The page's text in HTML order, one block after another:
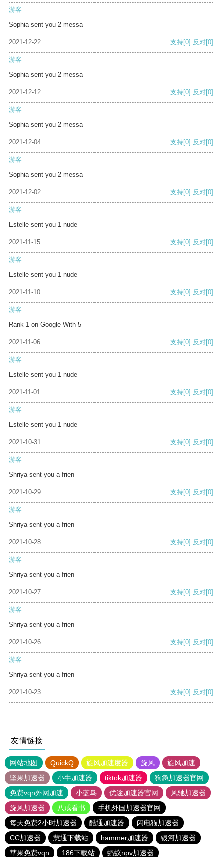
游客
Sophia sent you 2 messa
2021-12-22 支持[0] 反对[0]
游客
Sophia sent you 2 messa
2021-12-12 支持[0] 反对[0]
游客
Sophia sent you 2 messa
2021-12-04 支持[0] 反对[0]
游客
Sophia sent you 2 messa
2021-12-02 支持[0] 反对[0]
游客
Estelle sent you 1 nude
2021-11-15 支持[0] 反对[0]
游客
Estelle sent you 1 nude
2021-11-10 支持[0] 反对[0]
游客
Rank 1 on Google With 5
2021-11-06 支持[0] 反对[0]
游客
Estelle sent you 1 nude
2021-11-01 支持[0] 反对[0]
游客
Estelle sent you 1 nude
2021-10-31 支持[0] 反对[0]
游客
Shriya sent you a frien
2021-10-29 支持[0] 反对[0]
游客
Shriya sent you a frien
2021-10-28 支持[0] 反对[0]
游客
Shriya sent you a frien
2021-10-27 支持[0] 反对[0]
游客
Shriya sent you a frien
2021-10-26 支持[0] 反对[0]
游客
Shriya sent you a frien
2021-10-23 支持[0] 反对[0]
友情链接
网站地图 QuickQ 旋风加速度器 旋风
旋风加速
坚果加速器
小牛加速器 tiktok加速器
狗急加速器官网
免费vqn外网加速
小蓝鸟 优途加速器官网
风驰加速器
旋风加速器
八戒看书
手机外国加速器官网
每天免费2小时加速器
酷通加速器
闪电猫加速器
CC加速器
慧通下载站 hammer加速器
银河加速器
苹果免费vqn
186下载站 蚂蚁npv加速器